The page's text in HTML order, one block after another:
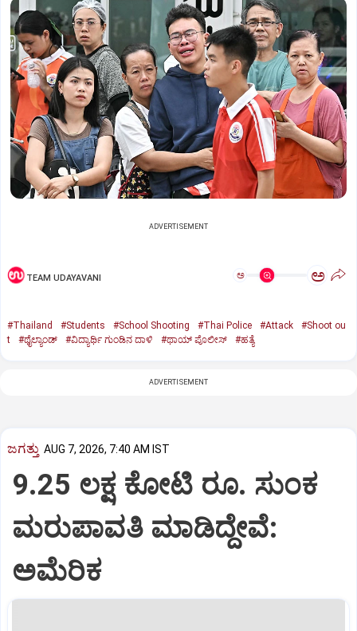
ADVERTISEMENT
TEAM UDAYAVANI ಅ ಅ
#Thailand #Students #School Shooting #Thai Police #Attack
#Shoot ou
t
#ಥೈಲ್ಯಾಂಡ್‌ #ವಿದ್ಯಾರ್ಥಿ ಗುಂಡಿನ ದಾಳಿ #ಥಾಯ್‌ ಪೊಲೀಸ್‌ #ಹತ್ಯೆ
ADVERTISEMENT
ಜಗತ್ತು AUG 7, 2026, 7:40 AM IST
9.25 ಲಕ್ಷ ಕೋಟಿ ರೂ. ಸುಂಕ
ಮರುಪಾವತಿ ಮಾಡಿದ್ದೇವೆ:
ಅಮೆರಿಕ